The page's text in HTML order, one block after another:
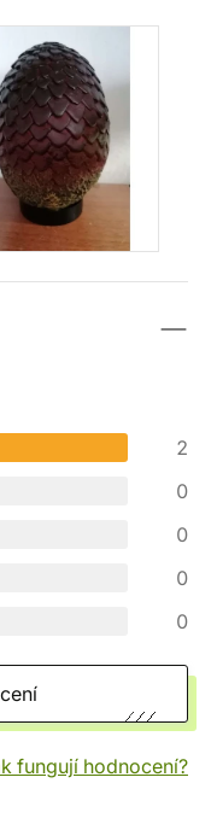
2
0
0
0
0
fungují hodnocení?